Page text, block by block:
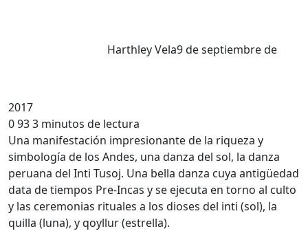
Harthley Vela9 de septiembre de
2017
0933 minutos de lectura
Una manifestación impresionante de la riqueza y
simbología de los Andes, una danza del sol, la danza
peruana del Inti Tusoj. Una bella danza cuya antigüedad
data de tiempos Pre-Incas y se ejecuta en torno al culto
y las ceremonias rituales a los dioses del inti (sol), la
quilla (luna), y qoyllur (estrella).